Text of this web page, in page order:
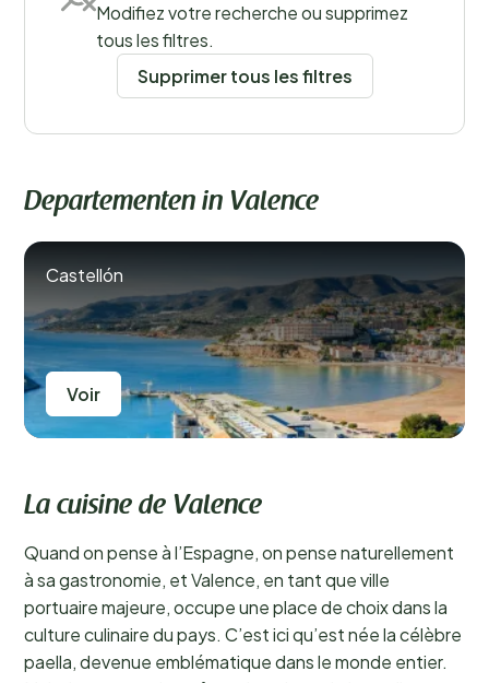
LieuxModifiez votre recherche ou supprimez
tous les filtres.
Supprimer tous les filtres
Departementen in Valence
Castellón
Voir
La cuisine de Valence
Quand on pense à l’Espagne, on pense naturellement
à sa gastronomie, et Valence, en tant que ville
portuaire majeure, occupe une place de choix dans la
culture culinaire du pays. C’est ici qu’est née la célèbre
paella, devenue emblématique dans le monde entier.